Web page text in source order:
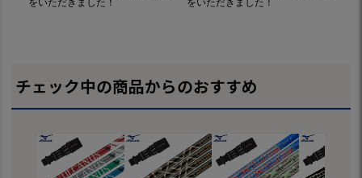
チェック中の商品からのおすすめ